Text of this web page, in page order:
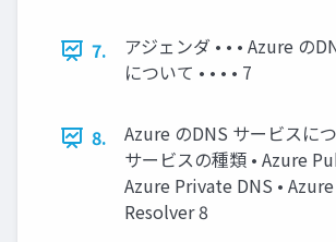
7.
アジェンダ • • • Azure の
について • • • • 7
8.
Azure のDNS サービスに
サービスの種類 • Azure
Azure Private DNS •
Resolver 8